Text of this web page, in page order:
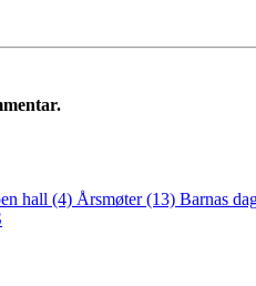
hall (4) Årsmøter (13) Barnas